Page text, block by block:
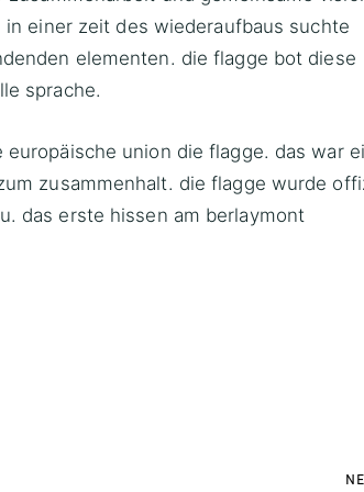
einer zeit des wiederaufbaus suchte
elementen. die flagge bot diese
sprache.
europäische union die flagge. das war
zusammenhalt. die flagge wurde
das erste hissen am berlaymont